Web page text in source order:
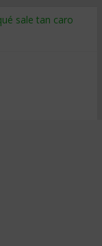
sale tan caro
del terremoto
sin fracasar
en el oficio
piensen igual